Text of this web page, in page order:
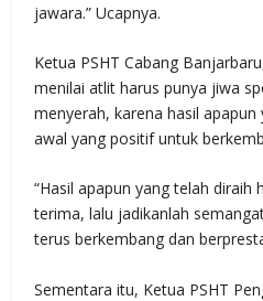
jawara.” Ucapnya.
Ketua PSHT Cabang
menilai atlit harus punya jiwa
menyerah, karena hasil
awal yang positif untuk
“Hasil apapun yang telah diraih
terima, lalu jadikanlah
terus berkembang dan
Sementara itu, Ketua PSHT